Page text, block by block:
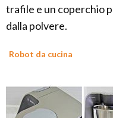
trafile e un coperchio
dalla polvere.
Robot da cucina